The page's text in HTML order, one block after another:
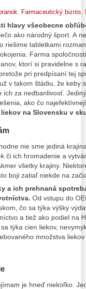
Farmaceutický biznis
hlavy všeobecne
ako národný šport. A
riešime tabletkami
Farma
ktorí si pravidelne s
pri predpísaní tej
v takom štádiu, že keby
ich za nedbanlivosť.
ako čo
na Slovensku v
nie sme jediná
či ich hromadenie a
všetky krajiny.
boji zatiaľ niekde na
a ich prehnaná
Od vstupu do
čo sa týka výšky
a tiež ako podiel na
týka cien liekov,
množstva
je hneď niekoľko.